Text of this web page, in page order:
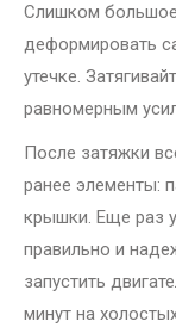
Слишком большое
деформировать
утечке.
равномерным
После затяжки
ранее элементы:
крышки. Еще раз
правильно и
запустить
минут на